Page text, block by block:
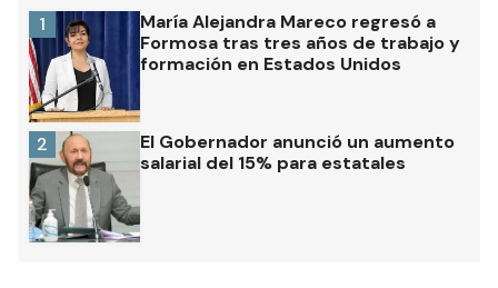
María Alejandra Mareco regresó a
Formosa tras tres años de trabajo y
formación en Estados Unidos
1
El Gobernador anunció un aumento
salarial del 15% para estatales
2